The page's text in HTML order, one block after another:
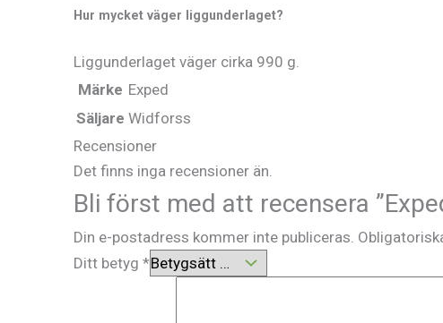
Hur mycket väger liggunderlaget?
Liggunderlaget väger cirka 990 g.
Märke Exped
Säljare Widforss
Recensioner
Det finns inga recensioner än.
Bli först med att recensera
Din e-postadress kommer inte publiceras.
Ditt betyg *